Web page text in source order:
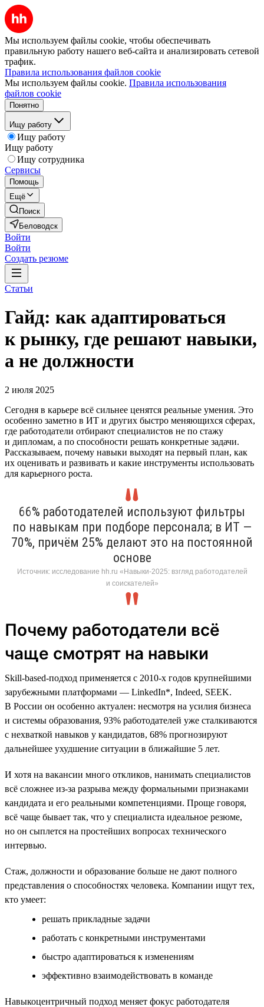
Мы используем файлы cookie, чтобы обеспечивать
правильную работу нашего веб-сайта и анализировать сетевой
трафик.
Правила использования файлов cookie
Мы используем файлы cookie. Правила использования
файлов cookie
Понятно
Ищу работу
Ищу работу
Ищу работу
Ищу сотрудника
Сервисы
Помощь
Ещё
Поиск
Беловодск
Войти
Войти
Создать резюме
Статьи
Гайд: как адаптироваться
к рынку, где решают навыки,
а не должности
2 июля 2025
Сегодня в карьере всё сильнее ценятся реальные умения. Это
особенно заметно в ИТ и других быстро меняющихся сферах,
где работодатели отбирают специалистов не по стажу
и дипломам, а по способности решать конкретные задачи.
Рассказываем, почему навыки выходят на первый план, как
их оценивать и развивать и какие инструменты использовать
для карьерного роста.
66% работодателей используют фильтры
по навыкам при подборе персонала; в ИТ —
70%, причём 25% делают это на постоянной
основе
Источник: исследование hh.ru «Навыки-2025: взгляд работодателей
и соискателей»
Почему работодатели всё
чаще смотрят на навыки
Skill-based-подход применяется с 2010-х годов крупнейшими
зарубежными платформами — LinkedIn*, Indeed, SEEK.
В России он особенно актуален: несмотря на усилия бизнеса
и системы образования, 93% работодателей уже сталкиваются
с нехваткой навыков у кандидатов, 68% прогнозируют
дальнейшее ухудшение ситуации в ближайшие 5 лет.
И хотя на вакансии много откликов, нанимать специалистов
всё сложнее из-за разрыва между формальными признаками
кандидата и его реальными компетенциями. Проще говоря,
всё чаще бывает так, что у специалиста идеальное резюме,
но он сыплется на простейших вопросах технического
интервью.
Стаж, должности и образование больше не дают полного
представления о способностях человека. Компании ищут тех,
кто умеет:
решать прикладные задачи
работать с конкретными инструментами
быстро адаптироваться к изменениям
эффективно взаимодействовать в команде
Навыкоцентричный подход меняет фокус работодателя